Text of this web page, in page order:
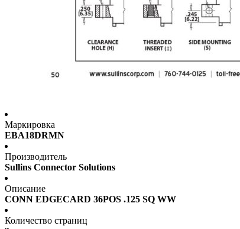
Маркировка
EBA18DRMN
Производитель
Sullins Connector Solutions
Описание
CONN EDGECARD 36POS .125 SQ WW
Количество страниц